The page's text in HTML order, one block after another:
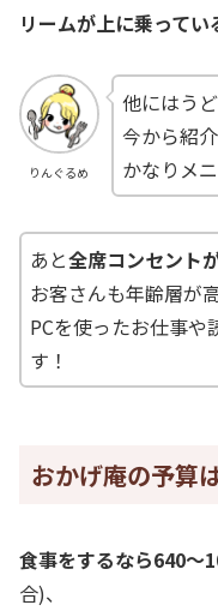
リームが上に乗ってい
りんぐるめ
他にはう
今から紹
かなりメ
あと全席コンセント
お客さんも年齢層が
PCを使ったお仕事や
す！
おかげ庵の予算
食事をするなら640～
合)、